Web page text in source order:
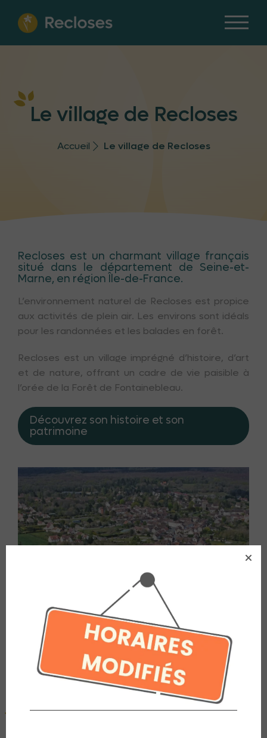
Le village de Recloses
Accueil Le village de Recloses
Recloses est un charmant village français
situé dans le département de Seine-et-
Marne, en région Île-de-France.
L’environnement naturel de Recloses est propice
aux activités de plein air. Les environs sont idéals
pour les randonnées et les balades en forêt.
Recloses est un village imprégné d’histoire, d’art
et de nature, offrant un cadre de vie paisible à
l’orée de la Forêt de Fontainebleau.
Découvrez son histoire et son
patrimoine